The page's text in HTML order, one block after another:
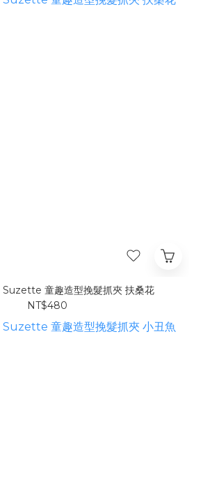
童趣造型挽髮抓夾 扶桑花
NT$480